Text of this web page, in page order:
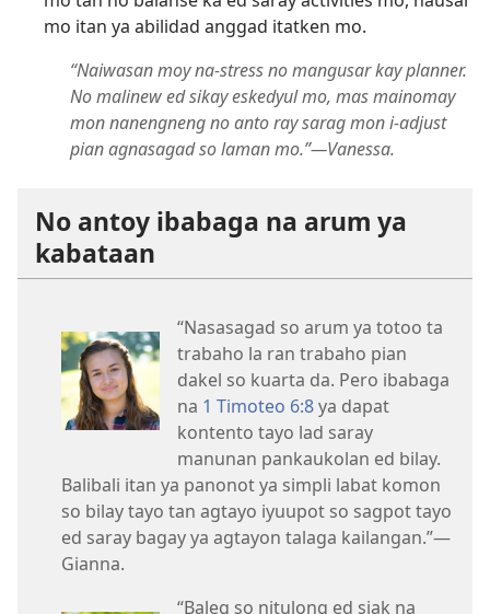
mo itan ya abilidad anggad itatken mo.
“Naiwasan moy na-stress no mangusar kay planner.
No malinew ed sikay eskedyul mo, mas mainomay
mon nanengneng no anto ray sarag mon i-adjust
pian agnasagad so laman mo.”​—Vanessa.
No antoy ibabaga na arum ya
kabataan
“Nasasagad so arum ya totoo ta
trabaho la ran trabaho pian
dakel so kuarta da. Pero ibabaga
na 1 Timoteo 6:8ya dapat
kontento tayo lad saray
manunan pankaukolan ed bilay.
Balibali itan ya panonot ya simpli labat komon
so bilay tayo tan agtayo iyuupot so sagpot tayo
ed saray bagay ya agtayon talaga kailangan.”​—
Gianna.
“Baleg so nitulong ed siak na